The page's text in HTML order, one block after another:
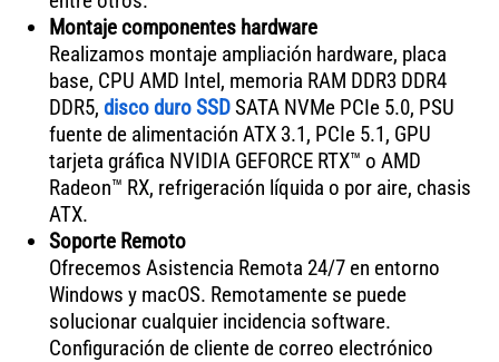
Montaje componentes hardware
Realizamos montaje ampliación hardware, placa
base, CPU AMD Intel, memoria RAM DDR3 DDR4
DDR5, disco duro SSDSATA NVMe PCIe 5.0, PSU
fuente de alimentación ATX 3.1, PCIe 5.1, GPU
tarjeta gráfica NVIDIA GEFORCE RTX™ o AMD
Radeon™ RX, refrigeración líquida o por aire, chasis
ATX.
Soporte Remoto
Ofrecemos Asistencia Remota 24/7 en entorno
Windows y macOS. Remotamente se puede
solucionar cualquier incidencia software.
Configuración de cliente de correo electrónico